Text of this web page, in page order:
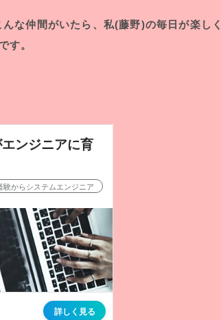
な仲間がいたら、私(藤野)の毎日が楽しく
す。